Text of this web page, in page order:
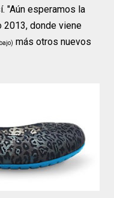
"Aún esperamos la
2013, donde viene
más otros nuevos